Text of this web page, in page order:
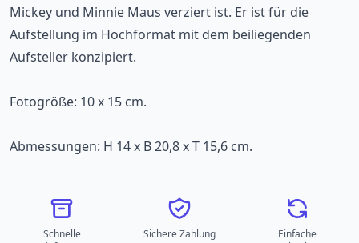
Mickey und Minnie Maus verziert ist. Er ist für die
Aufstellung im Hochformat mit dem beiliegenden
Aufsteller konzipiert.
Fotogröße: 10 x 15 cm.
Abmessungen: H 14 x B 20,8 x T 15,6 cm.
Schnelle
Sichere Zahlung
Einfache